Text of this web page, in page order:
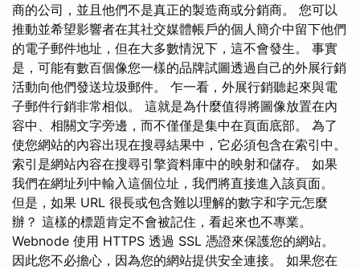
商的公司，並且他們不是真正的製造商或分銷商。 您可以
推動並希望影響者在其社交媒體帳戶的個人簡介中留下他們
的電子郵件地址，但在大多數情況下，這不會發生。 事實
是，可能有數百個像您一樣的品牌試圖透過自己的外展行銷
活動向他們發送垃圾郵件。 乍一看，外展行銷聽起來與電
子郵件行銷非常相似。 這就是為什麼值得將圖像放置在內
容中、相關文字旁邊，而不僅僅是集中在頁面底部。 為了
使您網站的內容出現在搜尋結果中，它必須包含在索引中。
索引是網站內容在搜尋引擎資料庫中的映射和儲存。 如果
我們在網址列中輸入這個位址，我們將直接進入該頁面。
但是，如果 URL 很長或包含難以理解的數字和字元怎麼
辦？ 這樣的標題肯定不會被記住，看起來也不專業。
Webnode 使用 HTTPS 透過 SSL 憑證來保護您的網站。
因此您不必擔心，因為您的網站提供安全連接。 如果您在